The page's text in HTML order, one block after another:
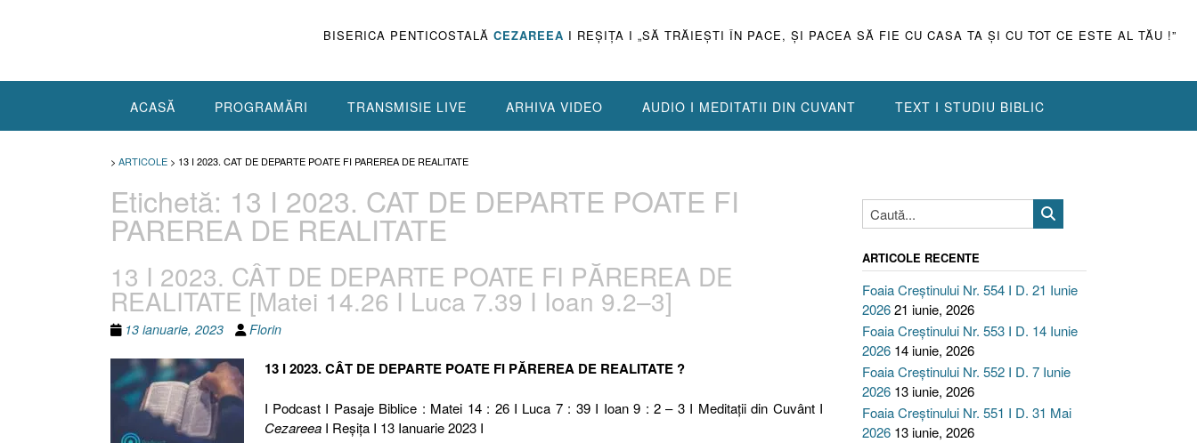
BISERICA PENTICOSTALĂ CEZAREEA I REŞIŢA I „SĂ TRĂIEŞTI ÎN PACE, ŞI PACEA SĂ FIE CU CASA TA ŞI CU TOT CE ESTE AL TĂU !”
ACASĂ PROGRAMĂRI TRANSMISIE LIVE ARHIVA VIDEO AUDIO I MEDITATII DIN CUVANT TEXT I STUDIU BIBLIC
> ARTICOLE > 13 I 2023. CAT DE DEPARTE POATE FI PAREREA DE REALITATE
Etichetă: 13 I 2023. CAT DE DEPARTE POATE FI
PAREREA DE REALITATE
13 I 2023. CÂT DE DEPARTE POATE FI PĂREREA DE
REALITATE [Matei 14.26 I Luca 7.39 I Ioan 9.2–3]
13 ianuarie, 2023 Florin
13 I 2023. CÂT DE DEPARTE POATE FI PĂREREA DE REALITATE ?
I Podcast I Pasaje Biblice : Matei 14 : 26 I Luca 7 : 39 I Ioan 9 : 2 – 3 I Meditaţii din Cuvânt I
CezareeaI Reşiţa I 13 Ianuarie 2023 I
ARTICOLE RECENTE
Foaia Creștinului Nr. 554 I D. 21 Iunie
202621 iunie, 2026
Foaia Creștinului Nr. 553 I D. 14 Iunie
2026 14 iunie, 2026
Foaia Creștinului Nr. 552 I D. 7 Iunie
2026 13 iunie, 2026
Foaia Creștinului Nr. 551 I D. 31 Mai
2026 13 iunie, 2026